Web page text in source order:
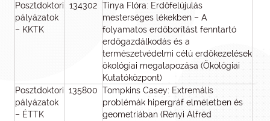
Posztdoktori
pályázatok
– KKTK
134302 Tinya Flóra: Erdőfelújulás
mesterséges lékekben – A
folyamatos erdőborítást fenntartó
erdőgazdálkodás és a
természetvédelmi célú erdőkezelések
ökológiai megalapozása (Ökológiai
Kutatóközpont)
Posztdoktori
pályázatok
– ÉTTK
135800 Tompkins Casey: Extremális
problémák hipergráf elméletben és
geometriában (Rényi Alfréd